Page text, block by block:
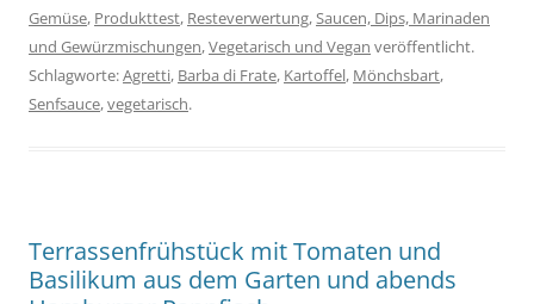
Gemüse, Produkttest, Resteverwertung,Saucen, Dips, Marinaden
und Gewürzmischungen,Vegetarisch und Vegan veröffentlicht.
Schlagworte:Agretti, Barba di Frate, Kartoffel, Mönchsbart,
Senfsauce,vegetarisch.
Terrassenfrühstück mit Tomaten und
Basilikum aus dem Garten und abends